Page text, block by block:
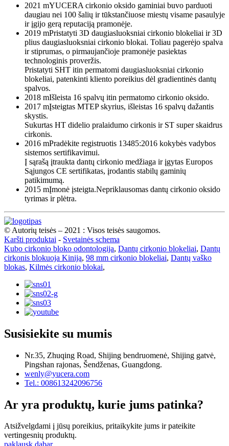
2021 mYUCERA cirkonio oksido gaminiai buvo parduoti
daugiau nei 100 šalių ir tūkstančiuose miestų visame pasaulyje
ir įgijo gerą reputaciją pramonėje.
2019 mPristatyti 3D daugiasluoksniai cirkonio blokeliai ir 3D
plius daugiasluoksniai cirkonio blokai. Toliau pagerėjo spalva
ir stiprumas, o pirmaujančioje pramonėje pasiektas
technologinis proveržis.
Pristatyti SHT itin permatomi daugiasluoksniai cirkonio
blokeliai, patenkinti kliento poreikius dėl gradientinės dantų
spalvos.
2018 mIšleista 16 spalvų itin permatomo cirkonio oksido.
2017 mĮsteigtas MTEP skyrius, išleistas 16 spalvų dažantis
skystis.
Sukurtas HT didelio pralaidumo cirkonis ir ST super skaidrus
cirkonis.
2016 mPradėkite registruotis 13485:2016 kokybės vadybos
sistemos sertifikavimui.
Į sąrašą įtraukta dantų cirkonio medžiaga ir įgytas Europos
Sąjungos CE sertifikatas, įrodantis stabilų gaminių
patikimumą.
2015 mĮmonė įsteigta.Nepriklausomas dantų cirkonio oksido
tyrimas ir plėtra.
© Autorių teisės – 2021 : Visos teisės saugomos.
Karšti produktai - Svetainės schema
Kubo cirkonio bloko odontologija, Dantų cirkonio blokeliai, Dantų
cirkonis blokuoja Kiniją, 98 mm cirkonio blokeliai, Dantų vaško
blokas, Kilmės cirkonio blokai,
Susisiekite su mumis
Nr.35, Zhuqing Road, Shijing bendruomenė, Shijing gatvė,
Pingshan rajonas, Šendženas, Guangdong.
wenly@yucera.com
Tel.: 008613242096756
Ar yra produktų, kurie jums patinka?
Atsižvelgdami į jūsų poreikius, pritaikykite jums ir pateikite
vertingesnių produktų.